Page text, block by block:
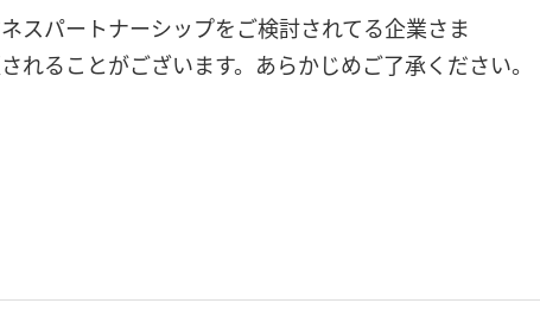
スパートナーシップをご検討されてる企業さま
ることがございます。あらかじめご了承ください。